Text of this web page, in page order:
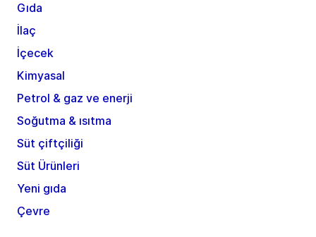
Gıda
İlaç
İçecek
Kimyasal
Petrol & gaz ve enerji
Soğutma & ısıtma
Süt çiftçiliği
Süt Ürünleri
Yeni gıda
Çevre